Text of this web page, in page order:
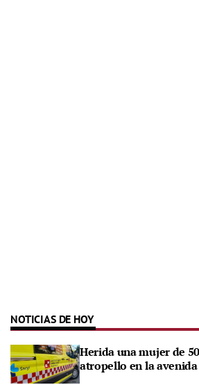
NOTICIAS DE HOY
Herida una mujer de
atropello en la avenida